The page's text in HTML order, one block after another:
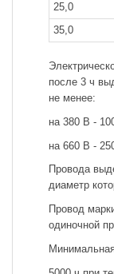
25,0
35,0
после 3 ч
не менее:
на 380 В -
на 660 В -
Провода
диаметр
Провод
одиночной